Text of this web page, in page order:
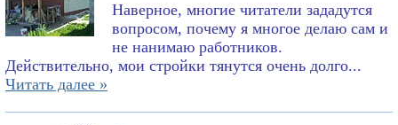
Наверное, многие читатели зададутся
вопросом, почему я многое делаю сам и
не нанимаю работников.
Действительно, мои стройки тянутся очень долго...
Читать далее »